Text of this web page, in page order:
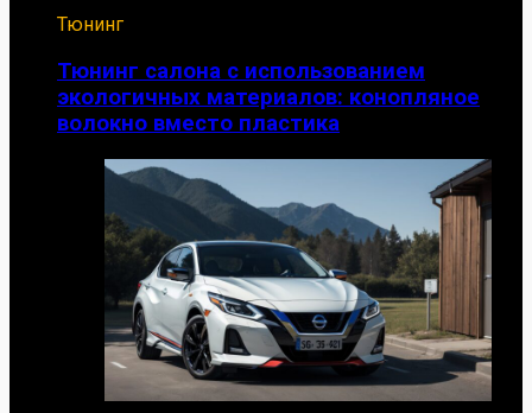
Тюнинг
Тюнинг салона с использованием
экологичных материалов: конопляное
волокно вместо пластика